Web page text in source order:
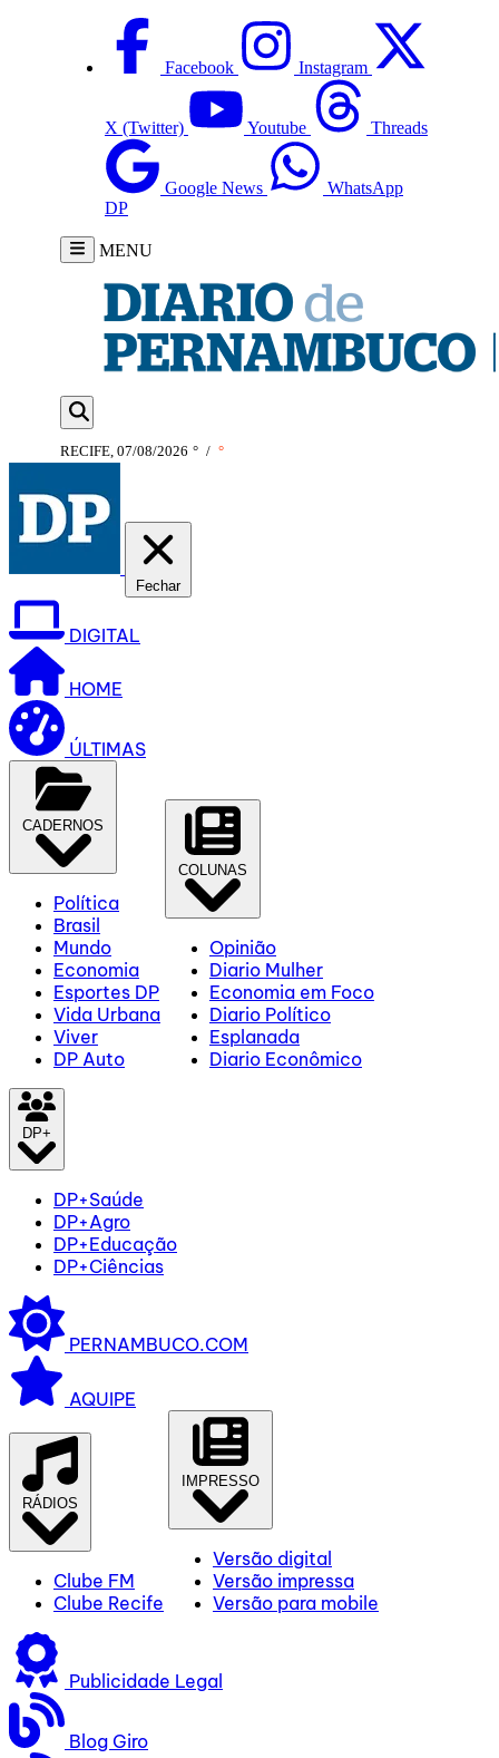
Facebook Instagram
X (Twitter) Youtube Threads
Google News
WhatsApp
DP
MENU
RECIFE, 07/08/2026 ° / °
Fechar
DIGITAL
HOME
ÚLTIMAS
CADERNOS
Política
Brasil
Mundo
Economia
Esportes DP
Vida Urbana
Viver
DP Auto
COLUNAS
Opinião
Diario Mulher
Economia em Foco
Diario Político
Esplanada
Diario Econômico
DP+
DP+Saúde
DP+Agro
DP+Educação
DP+Ciências
PERNAMBUCO.COM
AQUIPE
RÁDIOS
Clube FM
Clube Recife
IMPRESSO
Versão digital
Versão impressa
Versão para mobile
Publicidade Legal
Blog Giro